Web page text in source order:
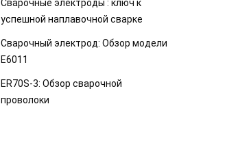
Сварочные электроды : ключ к
успешной наплавочной сварке
Сварочный электрод: Обзор модели
E6011
ER70S-3: Обзор сварочной
проволоки